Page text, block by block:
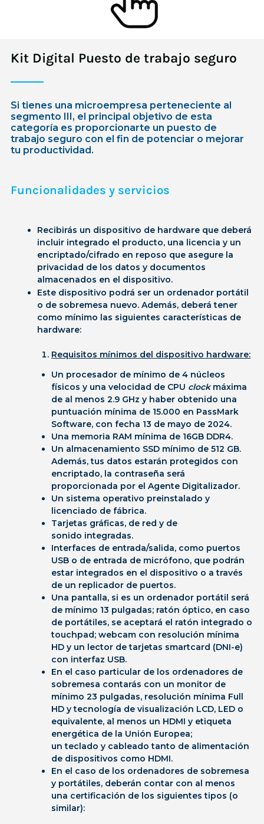
Kit Digital Puesto de trabajo seguro
Si tienes una microempresa perteneciente al
segmento III, el principal objetivo de esta
categoría es proporcionarte un puesto de
trabajo seguro con el fin de potenciar o mejorar
tu productividad.
Funcionalidades y servicios
Recibirás un dispositivo de hardware que deberá
incluir integrado el producto, una licencia y un
encriptado/cifrado en reposo que asegure la
privacidad de los datos y documentos
almacenados en el dispositivo.
Este dispositivo podrá ser un ordenador portátil
o de sobremesa nuevo. Además, deberá tener
como mínimo las siguientes características de
hardware:
Requisitos mínimos del dispositivo hardware:
Un procesador de mínimo de 4 núcleos
físicos y una velocidad de CPU clockmáxima
de al menos 2.9 GHz y haber obtenido una
puntuación mínima de 15.000 en PassMark
Software, con fecha 13 de mayo de 2024.
Una memoria RAM mínima de 16GB DDR4.
Un almacenamiento SSD mínimo de 512 GB.
Además, tus datos estarán protegidos con
encriptado, la contraseña será
proporcionada por el Agente Digitalizador.
Un sistema operativo preinstalado y
licenciado de fábrica.
Tarjetas gráficas, de red y de
sonido integradas.
Interfaces de entrada/salida, como puertos
USB o de entrada de micrófono, que podrán
estar integrados en el dispositivo o a través
de un replicador de puertos.
Una pantalla, si es un ordenador portátil será
de mínimo 13 pulgadas; ratón óptico, en caso
de portátiles, se aceptará el ratón integrado o
touchpad; webcam con resolución mínima
HD y un lector de tarjetas smartcard (DNI-e)
con interfaz USB.
En el caso particular de los ordenadores de
sobremesa contarás con un monitor de
mínimo 23 pulgadas, resolución mínima Full
HD y tecnología de visualización LCD, LED o
equivalente, al menos un HDMI y etiqueta
energética de la Unión Europea;
unteclado y cableadotanto de alimentación
de dispositivos como HDMI.
En el caso de los ordenadores de sobremesa
y portátiles, deberán contar con al menos
una certificación de los siguientes tipos (o
similar):